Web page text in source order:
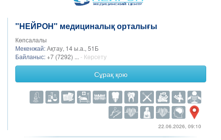
"НЕЙРОН" медициналық орталығы
Көпсалалы
Мекенжай:Ақтау, 14 ы.а., 51Б
Байланыс: +7 (7292) ... - Көрсету
Сұрақ қою
22.06.2026, 09:10